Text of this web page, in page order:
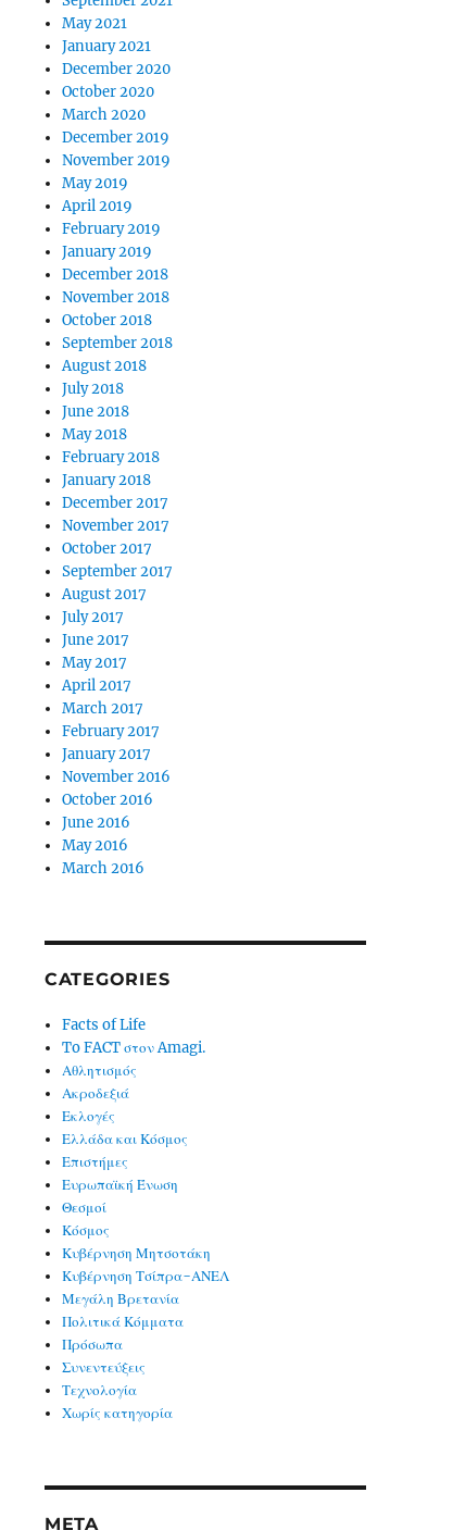
May 2021
January 2021
December 2020
October 2020
March 2020
December 2019
November 2019
May 2019
April 2019
February 2019
January 2019
December 2018
November 2018
October 2018
September 2018
August 2018
July 2018
June 2018
May 2018
February 2018
January 2018
December 2017
November 2017
October 2017
September 2017
August 2017
July 2017
June 2017
May 2017
April 2017
March 2017
February 2017
January 2017
November 2016
October 2016
June 2016
May 2016
March 2016
CATEGORIES
Facts of Life
To FACT στον Amagi.
Αθλητισμός
Ακροδεξιά
Εκλογές
Ελλάδα και Κόσμος
Επιστήμες
Ευρωπαϊκή Ένωση
Θεσμοί
Κόσμος
Κυβέρνηση Μητσοτάκη
Κυβέρνηση Τσίπρα-ΑΝΕΛ
Μεγάλη Βρετανία
Πολιτικά Κόμματα
Πρόσωπα
Συνεντεύξεις
Τεχνολογία
Χωρίς κατηγορία
META